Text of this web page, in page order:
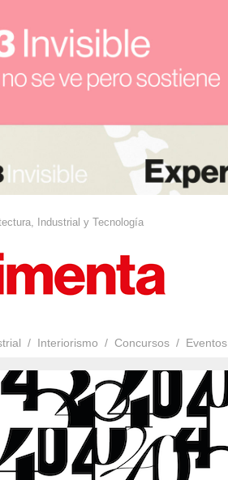
Industrial y Tecnología
Interiorismo Concursos Eventos